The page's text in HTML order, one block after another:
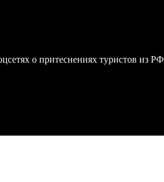
о притеснениях туристов из РФ